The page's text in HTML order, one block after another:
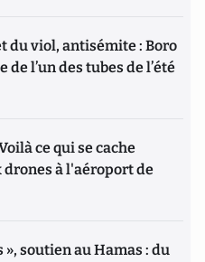
du viol, antisémite : Boro
l’un des tubes de l’été
ce qui se cache
à l'aéroport de
», soutien au Hamas : du